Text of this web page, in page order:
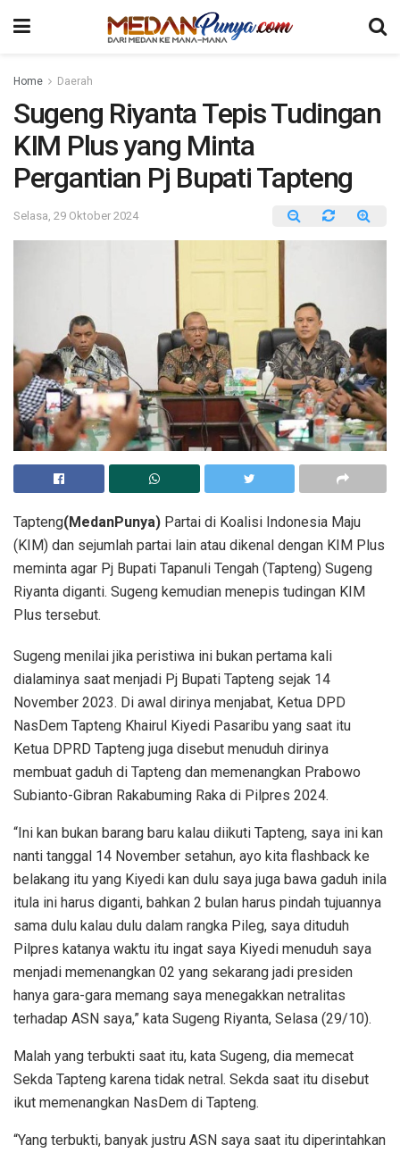
Home Daerah
Sugeng Riyanta Tepis Tudingan
KIM Plus yang Minta
Pergantian Pj Bupati Tapteng
Selasa, 29 Oktober 2024
Tapteng(MedanPunya) Partai di Koalisi Indonesia Maju
(KIM) dan sejumlah partai lain atau dikenal dengan KIM Plus
meminta agar Pj Bupati Tapanuli Tengah (Tapteng) Sugeng
Riyanta diganti. Sugeng kemudian menepis tudingan KIM
Plus tersebut.
Sugeng menilai jika peristiwa ini bukan pertama kali
dialaminya saat menjadi Pj Bupati Tapteng sejak 14
November 2023. Di awal dirinya menjabat, Ketua DPD
NasDem Tapteng Khairul Kiyedi Pasaribu yang saat itu
Ketua DPRD Tapteng juga disebut menuduh dirinya
membuat gaduh di Tapteng dan memenangkan Prabowo
Subianto-Gibran Rakabuming Raka di Pilpres 2024.
“Ini kan bukan barang baru kalau diikuti Tapteng, saya ini kan
nanti tanggal 14 November setahun, ayo kita flashback ke
belakang itu yang Kiyedi kan dulu saya juga bawa gaduh inila
itula ini harus diganti, bahkan 2 bulan harus pindah tujuannya
sama dulu kalau dulu dalam rangka Pileg, saya dituduh
Pilpres katanya waktu itu ingat saya Kiyedi menuduh saya
menjadi memenangkan 02 yang sekarang jadi presiden
hanya gara-gara memang saya menegakkan netralitas
terhadap ASN saya,” kata Sugeng Riyanta, Selasa (29/10).
Malah yang terbukti saat itu, kata Sugeng, dia memecat
Sekda Tapteng karena tidak netral. Sekda saat itu disebut
ikut memenangkan NasDem di Tapteng.
“Yang terbukti, banyak justru ASN saya saat itu diperintahkan